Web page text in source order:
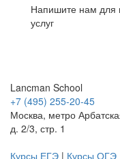
Напишите нам для
услуг
Lancman School
+7 (495) 255-20-45
Москва, метро
д. 2/3, стр. 1
Курсы ЕГЭ | Курсы ОГЭ